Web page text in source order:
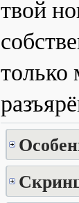
твой
только